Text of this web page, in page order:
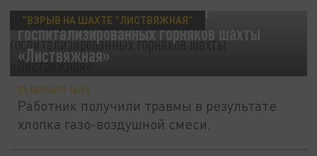
Врачи рассказали о состоянии
госпитализированных горняков шахты
«Листвяжная»
"ВЗРЫВ НА ШАХТЕ "ЛИСТВЯЖНАЯ"
25 НОЯБРЯ 16:56
Работник получили травмы в результате
хлопка газо-воздушной смеси.